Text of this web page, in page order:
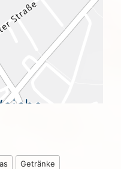
Getränke